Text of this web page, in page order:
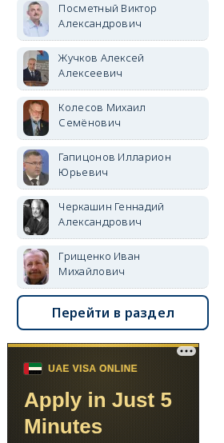
Посметный Виктор
Александрович
Жучков Алексей
Алексеевич
Колесов Михаил
Семёнович
Гапицонов Илларион
Юрьевич
Черкашин Геннадий
Александрович
Грищенко Иван
Михайлович
Перейти в раздел